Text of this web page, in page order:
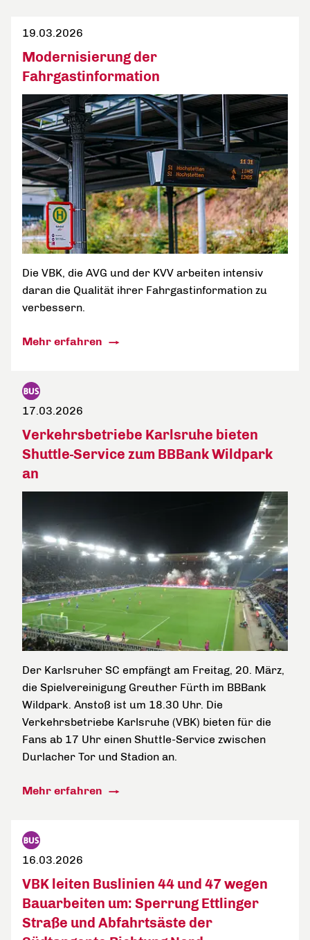
19.03.2026
Modernisierung der
Fahrgastinformation
Die VBK, die AVG und der KVV arbeiten intensiv
daran die Qualität ihrer Fahrgastinformation zu
verbessern.
Mehr erfahren
17.03.2026
Verkehrsbetriebe Karlsruhe bieten
Shuttle-Service zum BBBank Wildpark
an
Der Karlsruher SC empfängt am Freitag, 20. März,
die Spielvereinigung Greuther Fürth im BBBank
Wildpark. Anstoß ist um 18.30 Uhr. Die
Verkehrsbetriebe Karlsruhe (VBK) bieten für die
Fans ab 17 Uhr einen Shuttle-Service zwischen
Durlacher Tor und Stadion an.
Mehr erfahren
16.03.2026
VBK leiten Buslinien 44 und 47 wegen
Bauarbeiten um: Sperrung Ettlinger
Straße und Abfahrtsäste der